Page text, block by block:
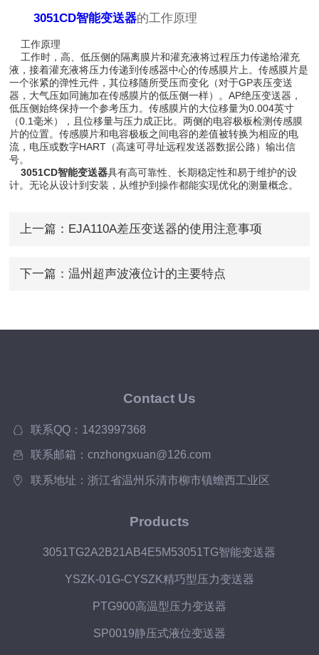
3051CD智能变送器的工作原理
工作原理
工作时，高、低压侧的隔离膜片和灌充液将过程压力传递给灌充
液，接着灌充液将压力传递到传感器中心的传感膜片上。传感膜片是
一个张紧的弹性元件，其位移随所受压而变化（对于GP表压变送
器，大气压如同施加在传感膜片的低压侧一样）。AP绝压变送器，
低压侧始终保持一个参考压力。传感膜片的大位移量为0.004英寸
（0.1毫米），且位移量与压力成正比。两侧的电容极板检测传感膜
片的位置。传感膜片和电容极板之间电容的差值被转换为相应的电
流，电压或数字HART（高速可寻址远程发送器数据公路）输出信
号。
3051CD智能变送器具有高可靠性、长期稳定性和易于维护的设
计。无论从设计到安装，从维护到操作都能实现优化的测量概念。
上一篇： EJA110A差压变送器的使用注意事项
下一篇： 温州超声波液位计的主要特点
Contact Us
联系QQ：1423997368
联系邮箱：cnzhongxuan@126.com
联系地址：浙江省温州乐清市柳市镇蟾西工业区
Products
3051TG2A2B21AB4E5M53051TG智能变送器
YSZK-01G-CYSZK精巧型压力变送器
PTG900高温型压力变送器
SP0019静压式液位变送器